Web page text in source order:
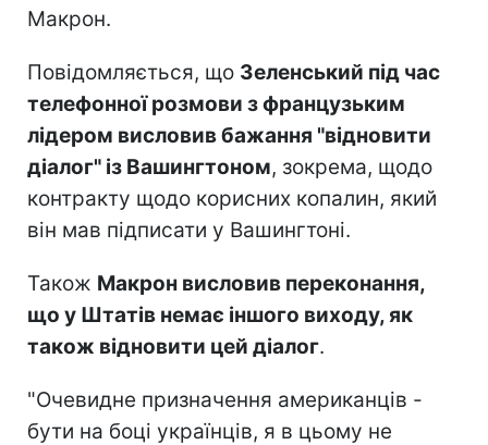
Макрон.
Повідомляється, що Зеленський під час
телефонної розмови з французьким
лідером висловив бажання "відновити
діалог" із Вашингтоном, зокрема, щодо
контракту щодо корисних копалин, який
він мав підписати у Вашингтоні.
Також Макрон висловив переконання,
що у Штатів немає іншого виходу, як
також відновити цей діалог.
"Очевидне призначення американців -
бути на боці українців, я в цьому не